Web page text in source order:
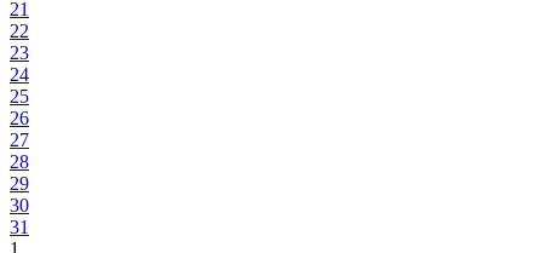
21
22
23
24
25
26
27
28
29
30
31